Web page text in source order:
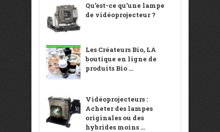
Qu’est-ce qu’une lampe
de vidéoprojecteur ?
Les Créateurs Bio, LA
boutique en ligne de
produits Bio ...
Vidéoprojecteurs :
Acheter des lampes
originales ou des
hybrides moins ...